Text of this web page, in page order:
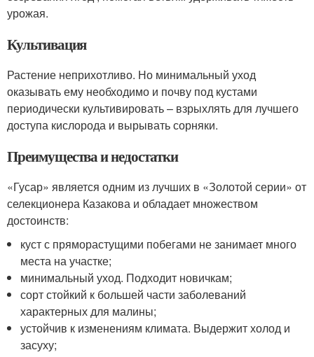
урожая.
Культивация
Растение неприхотливо. Но минимальный уход
оказывать ему необходимо и почву под кустами
периодически культивировать – взрыхлять для лучшего
доступа кислорода и вырывать сорняки.
Преимущества и недостатки
«Гусар» является одним из лучших в «Золотой серии» от
селекционера Казакова и обладает множеством
достоинств:
куст с пряморастущими побегами не занимает много
места на участке;
минимальный уход. Подходит новичкам;
сорт стойкий к большей части заболеваний
характерных для малины;
устойчив к изменениям климата. Выдержит холод и
засуху;